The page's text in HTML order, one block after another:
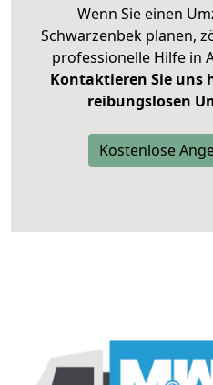
Wenn Sie einen
Schwarzenbek planen,
professionelle Hilfe in
Kontaktieren Sie uns
reibungslosen
Kostenlose